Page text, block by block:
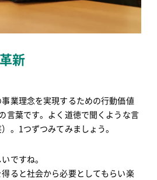
新
業理念を実現するための行動価値
言葉です。よく道徳で聞くような言
。1つずつみてみましょう。
ですね。
得ると社会から必要としてもらい楽